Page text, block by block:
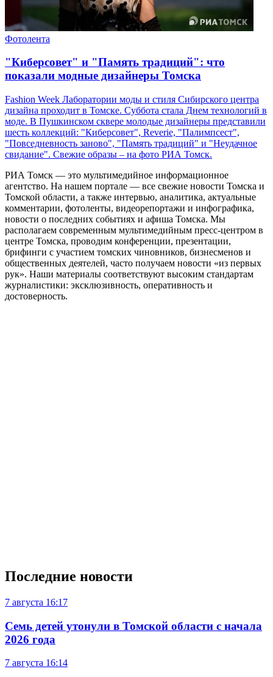
Фотолента
"Киберсовет" и "Память традиций": что
показали модные дизайнеры Томска
Fashion Week Лаборатории моды и стиля Сибирского центра
дизайна проходит в Томске. Суббота стала Днем технологий в
моде. В Пушкинском сквере молодые дизайнеры представили
шесть коллекций: "Киберсовет", Reverie, "Палимпсест",
"Повседневность заново", "Память традиций" и "Неудачное
свидание". Свежие образы – на фото РИА Томск.
РИА Томск — это мультимедийное информационное
агентство. На нашем портале — все свежие новости Томска и
Томской области, а также интервью, аналитика, актуальные
комментарии, фотоленты, видеорепортажи и инфографика,
новости о последних событиях и афиша Томска. Мы
располагаем современным мультимедийным пресс-центром в
центре Томска, проводим конференции, презентации,
брифинги с участием томских чиновников, бизнесменов и
общественных деятелей, часто получаем новости «из первых
рук». Наши материалы соответствуют высоким стандартам
журналистики: эксклюзивность, оперативность и
достоверность.
Последние новости
7 августа 16:17
Семь детей утонули в Томской области с начала
2026 года
7 августа 16:14